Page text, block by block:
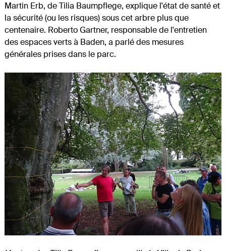
Martin Erb, de Tilia Baumpflege, explique l'état de santé et
la sécurité (ou les risques) sous cet arbre plus que
centenaire. Roberto Gartner, responsable de l'entretien
des espaces verts à Baden, a parlé des mesures
générales prises dans le parc.